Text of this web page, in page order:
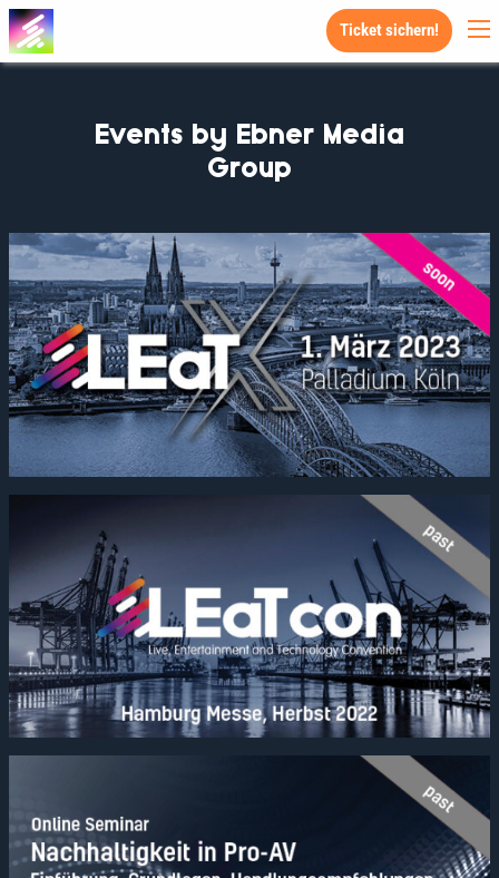
Ticket sichern!
Events by Ebner Media
Group